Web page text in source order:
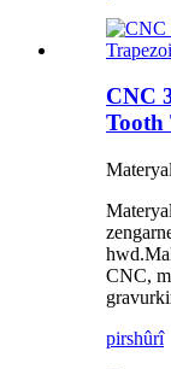
CNC
Tooth
hwd.
CNC,
pirshûrî